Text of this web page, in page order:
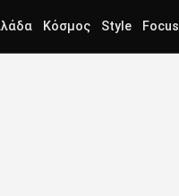
Κόσμος Style Focus